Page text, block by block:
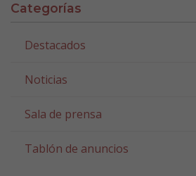
Categorías
Destacados
Noticias
Sala de prensa
Tablón de anuncios